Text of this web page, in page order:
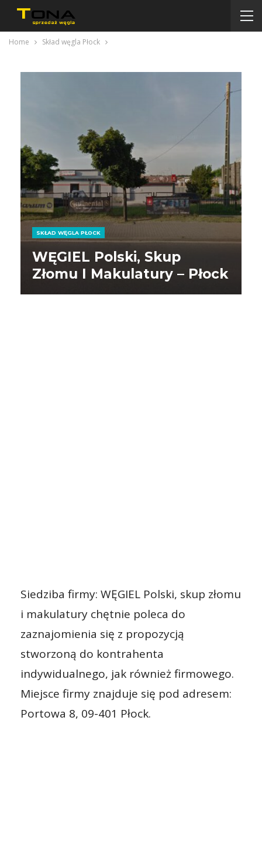
Home Skład węgla Płock
SKŁAD WĘGLA PŁOCK
WĘGIEL Polski, Skup
Złomu I Makulatury – Płock
Siedziba firmy: WĘGIEL Polski, skup złomu
i makulatury chętnie poleca do
zaznajomienia się z propozycją
stworzoną do kontrahenta
indywidualnego, jak również firmowego.
Miejsce firmy znajduje się pod adresem:
Portowa 8, 09-401 Płock.